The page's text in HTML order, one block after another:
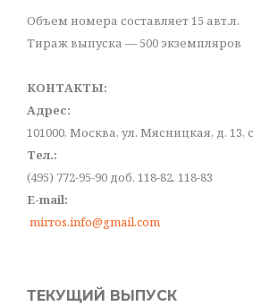
Объем номера составляет 15 авт.л.
Тираж выпуска — 500 экземпляров
КОНТАКТЫ:
Адрес:
101000, Москва, ул. Мясницкая, д. 13,
Тел.:
(495) 772-95-90 доб. 118-82, 118-83
E-mail:
mirros.info@gmail.com
ТЕКУЩИЙ ВЫПУСК